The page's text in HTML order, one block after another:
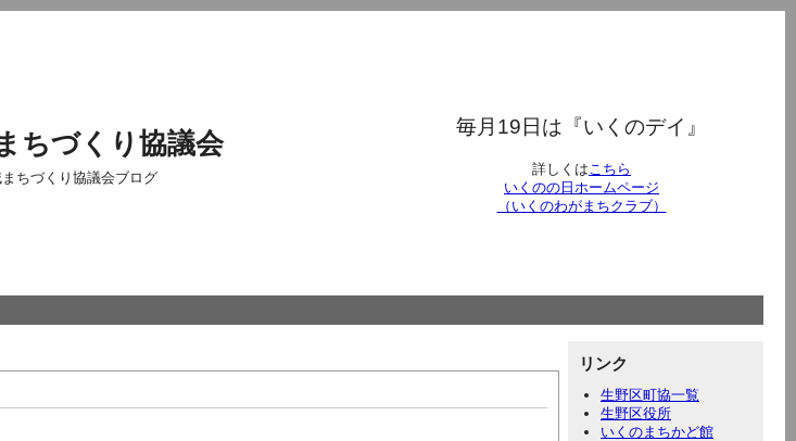
ちづくり協議会
ちづくり協議会ブログ
毎月19日は『いくのデイ』
詳しくはこちら
いくのの日ホームページ
（いくのわがまちクラブ）
リンク
生野区町協一覧
生野区役所
いくのまちかど館